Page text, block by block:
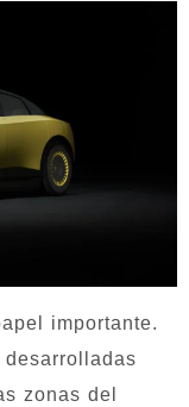
importante.
zonas del